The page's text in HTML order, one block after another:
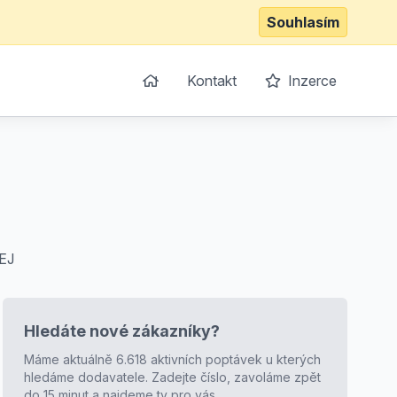
Souhlasím
Kontakt Inzerce
Hledáte nové zákazníky?
Máme aktuálně 6.618 aktivních poptávek u kterých
hledáme dodavatele. Zadejte číslo, zavoláme zpět